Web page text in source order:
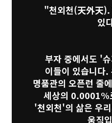
"천외천(天外天).
있
부자 중에서도 '
이들이 있습니다
명품관의 오픈런 줄
세상의 0.0001%
'천외천'의 삶은 우
움직